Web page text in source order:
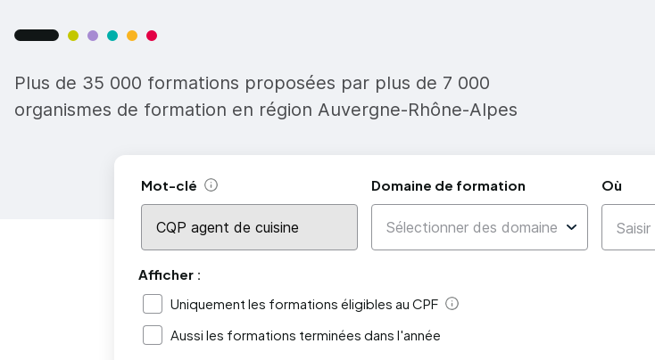
Plus de 35 000 formations proposées par plus de 7 000
organismes de formation en région Auvergne-Rhône-Alpes
Mot-clé Aide Domaine de formation Où
Afficher :
Uniquement les formations éligibles au CPF
Aide
Aussi les formations terminées dans l'année